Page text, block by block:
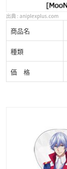
aniplexplus.com
商品名
種類
価 格